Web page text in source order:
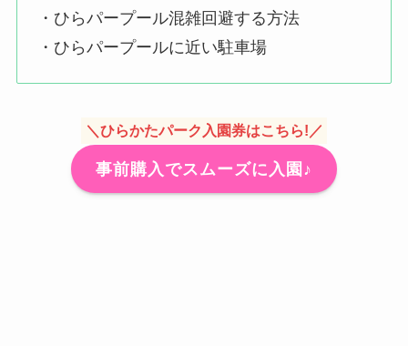
・ひらパープール混雑回避する方法
・ひらパープールに近い駐車場
＼ひらかたパーク入園券はこちら!／
事前購入でスムーズに入園♪